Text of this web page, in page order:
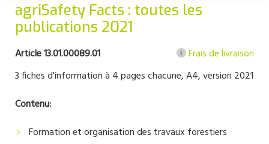
agriSafety Facts : toutes les
publications 2021
Article 13.01.00089.01
Frais de livraison
3 fiches d'information à 4 pages chacune, A4, version 2021
Contenu:
Formation et organisation des travaux forestiers